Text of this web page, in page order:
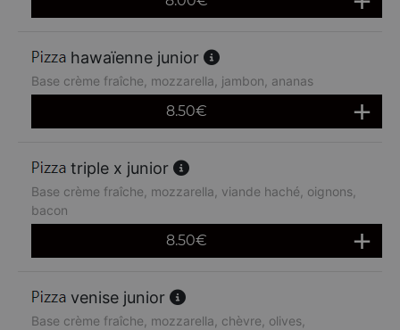
hawaïenne junior
Base crème fraîche, mozzarella, jambon, ananas
8.50€
triple x junior
Base crème fraîche, mozzarella, viande haché, oignons,
bacon
8.50€
venise junior
Base crème fraîche, mozzarella, chèvre, olives,